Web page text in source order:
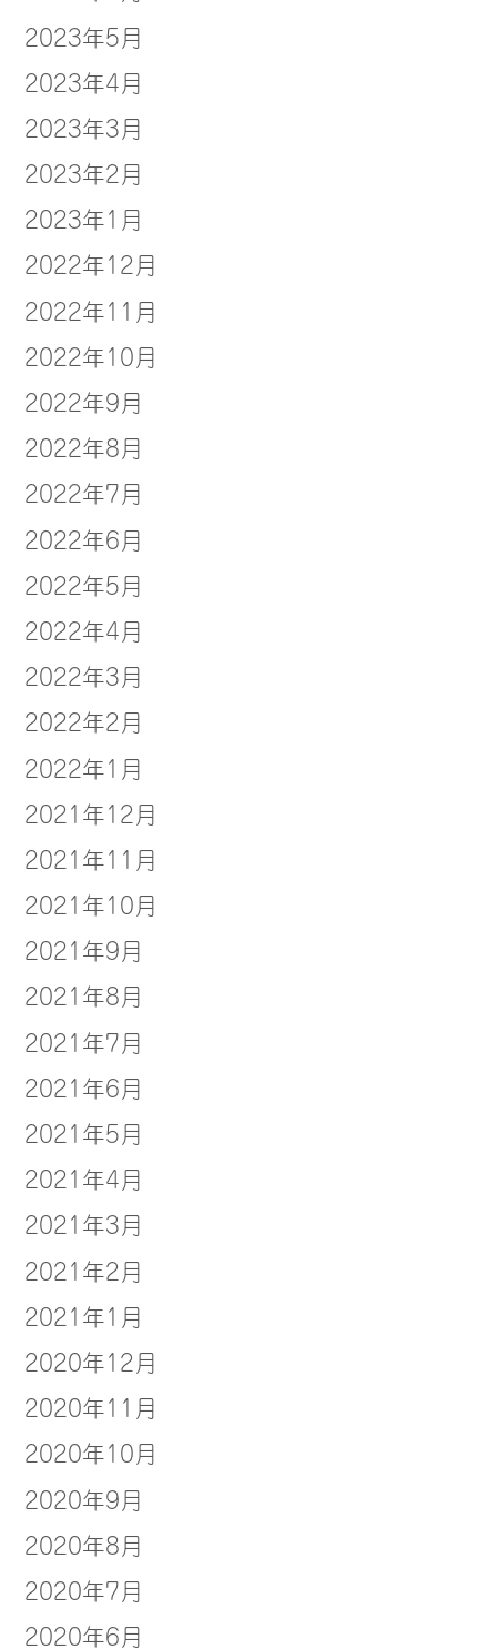
2023年5月
2023年4月
2023年3月
2023年2月
2023年1月
2022年12月
2022年11月
2022年10月
2022年9月
2022年8月
2022年7月
2022年6月
2022年5月
2022年4月
2022年3月
2022年2月
2022年1月
2021年12月
2021年11月
2021年10月
2021年9月
2021年8月
2021年7月
2021年6月
2021年5月
2021年4月
2021年3月
2021年2月
2021年1月
2020年12月
2020年11月
2020年10月
2020年9月
2020年8月
2020年7月
2020年6月